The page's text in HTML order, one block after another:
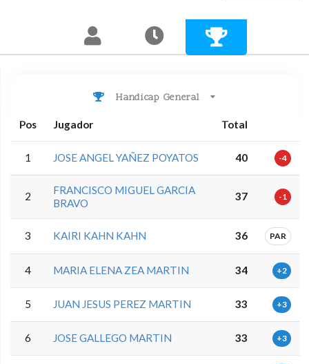
Handicap General
Pos Jugador Total
1 JOSE ANGEL YAÑEZ POYATOS 40 -4
2
FRANCISCO MIGUEL GARCIA
BRAVO
37 -1
3 KAIRI KAHN KAHN 36 PAR
4 MARIA ELENA ZEA MARTIN 34 +2
5 JUAN JESUS PEREZ MARTIN 33 +3
6 JOSE GALLEGO MARTIN 33 +3